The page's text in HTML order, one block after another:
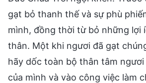
gạt bỏ thanh thế và sự phù
mình, đồng thời từ bỏ những lợi
thân. Một khi ngươi đã gạt
hãy dốc toàn bộ thân tâm
của mình và vào công việc làm